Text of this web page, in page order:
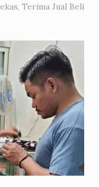
, Terima Jual Beli